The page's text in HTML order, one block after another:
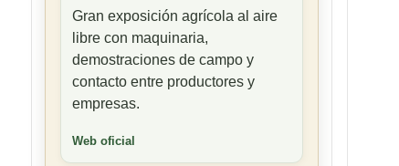
Gran exposición agrícola al aire
libre con maquinaria,
demostraciones de campo y
contacto entre productores y
empresas.
Web oficial